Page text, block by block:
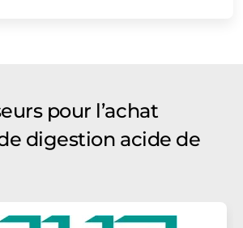
pour l’achat
digestion acide de